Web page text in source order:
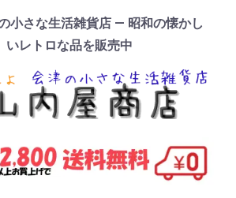
小さな生活雑貨店 — 昭和の懐かし
いレトロな品を販売中